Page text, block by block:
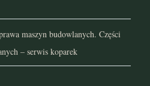
maszyn budowlanych. Części
– serwis koparek